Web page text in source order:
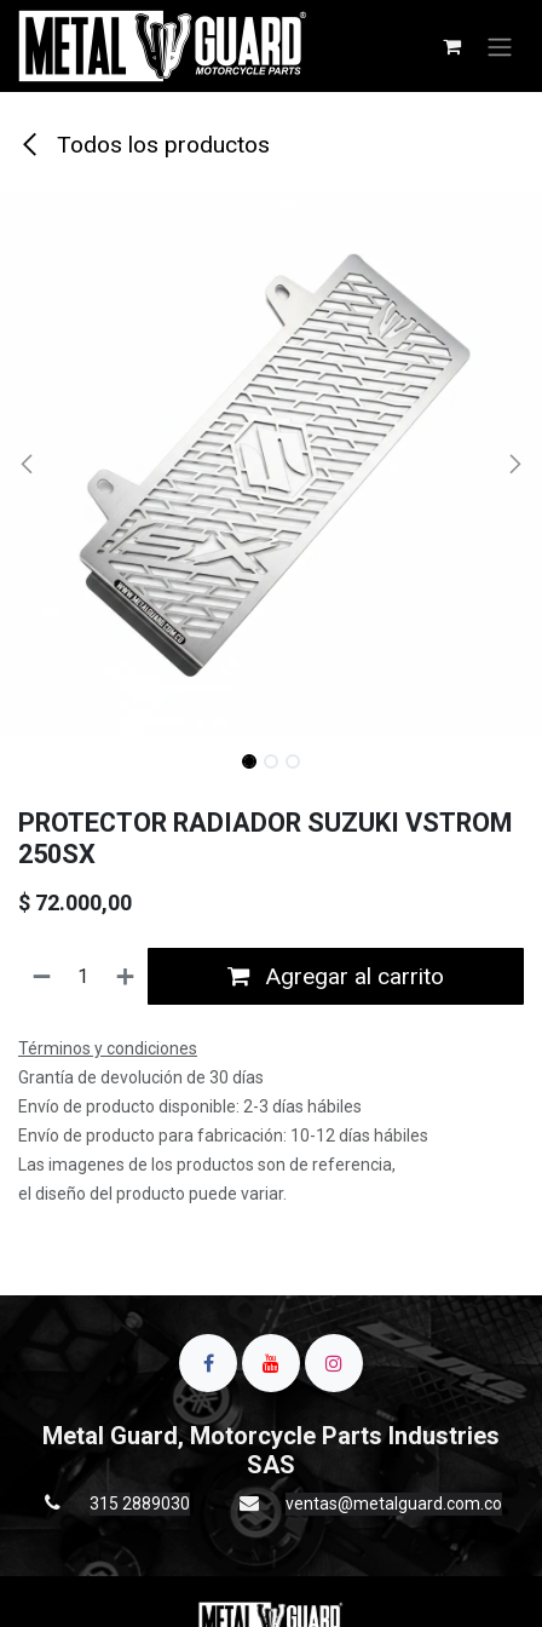
Ir al contenido
Todos los productos
PROTECTOR RADIADOR SUZUKI VSTROM
250SX
$ 72.000,00
Agregar al carrito
Términos y condiciones
Grantía de devolución de 30 días
Envío de producto disponible: 2-3 días hábiles
Envío de producto para fabricación: 10-12 días hábiles
Las imagenes de los productos son de referencia,
el diseño del producto puede variar.
Metal Guard, Motorcycle Parts Industries
SAS
315 2889030 ventas@metalguard.com.co